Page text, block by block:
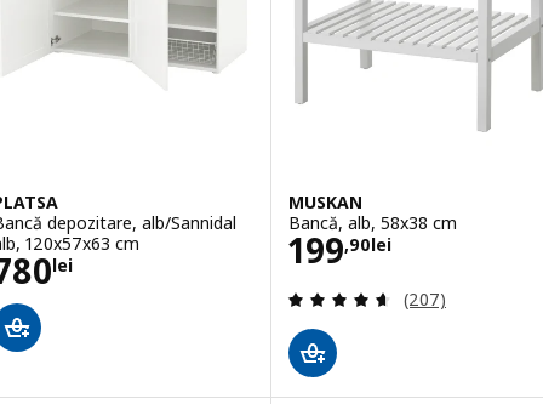
depozitare, alb/Sannidal
120x57x63 cm
lei
780lei
MUSKAN
Bancă, alb, 58x38 cm
199,90lei
Preţ 199,90lei
Evaluare: 4.6
(207)